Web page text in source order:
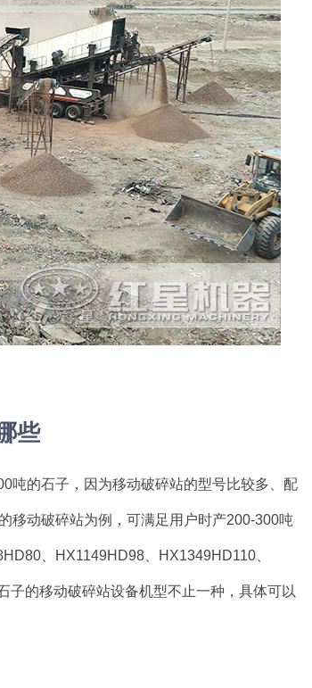
些
吨的石子，因为移动破碎站的型号比较多、配
移动破碎站为例，可满足用户时产200-300吨
、HX1149HD98、HX1349HD110、
子的移动破碎站设备机型不止一种，具体可以